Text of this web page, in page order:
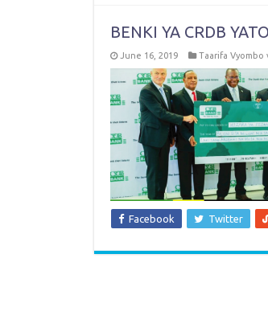
BENKI YA CRDB
June 16, 2019 Taarifa Vyombo
Facebook Twitter